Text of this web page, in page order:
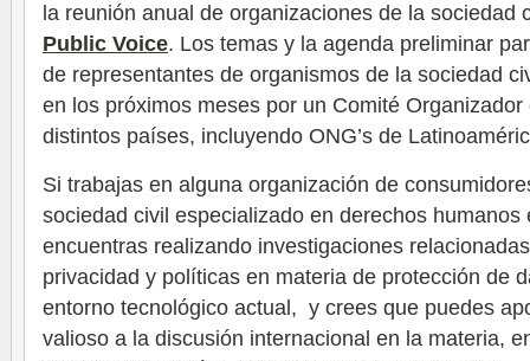
la reunión anual de organizaciones de la sociedad
Public Voice. Los temas y la agenda preliminar
de representantes de organismos de la sociedad
en los próximos meses por un Comité Organizador
distintos países, incluyendo ONG’s de
Si trabajas en alguna organización de
sociedad civil especializado en derechos humanos
encuentras realizando investigaciones
privacidad y políticas en materia de protección de
entorno tecnológico actual, y crees que puedes
valioso a la discusión internacional en la materia,